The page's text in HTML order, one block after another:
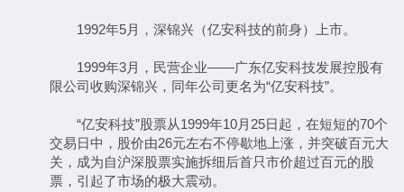
1992年5月，深锦兴（亿安科技的前身）上市。
1999年3月，民营企业——广东亿安科技发展控股有
限公司收购深锦兴，同年公司更名为“亿安科技”。
“亿安科技”股票从1999年10月25日起，在短短的70个
交易日中，股价由26元左右不停歇地上涨，并突破百元大
关，成为自沪深股票实施拆细后首只市价超过百元的股
票，引起了市场的极大震动。